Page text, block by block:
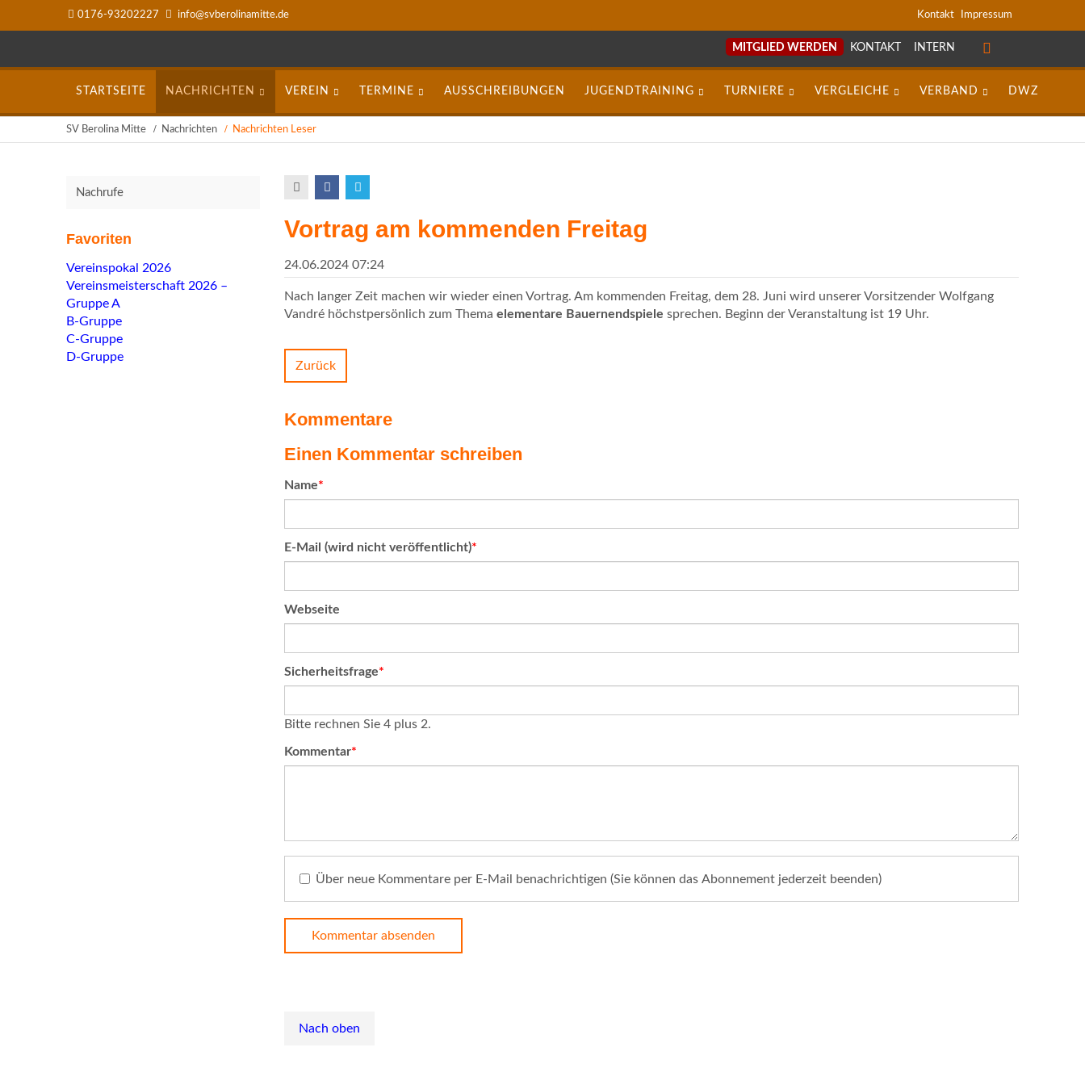
0176-93202227 info@svberolinamitte.de
Navigation
überspringen
Kontakt Impressum
NAVIGATION
ÜBERSPRINGEN
MITGLIED WERDEN KONTAKT INTERN
überspringen
STARTSEITE NACHRICHTEN VEREIN TERMINE AUSSCHREIBUNGEN JUGENDTRAINING TURNIERE VERGLEICHE VERBAND DWZ
SV Berolina Mitte Nachrichten Nachrichten Leser
Vortrag am kommenden Freitag
24.06.2024 07:24
Nach langer Zeit machen wir wieder einen Vortrag. Am kommenden Freitag, dem 28. Juni wird unserer Vorsitzender Wolfgang
Vandré höchstpersönlich zum Thema elementare Bauernendspiele sprechen. Beginn der Veranstaltung ist 19 Uhr.
Zurück
Kommentare
Einen Kommentar schreiben
Pflichtfeld
Name*
Pflichtfeld
E-Mail (wird nicht veröffentlicht)*
Webseite
Pflichtfeld
Sicherheitsfrage*
Bitte rechnen Sie 4 plus 2.
Pflichtfeld
Kommentar*
Über neue Kommentare per E-Mail benachrichtigen (Sie können das Abonnement jederzeit beenden)
Kommentar absenden
Nach oben
Nachrufe
Favoriten
Navigation
überspringen
Vereinspokal 2026
Vereinsmeisterschaft 2026 –
Gruppe A
B-Gruppe
C-Gruppe
D-Gruppe